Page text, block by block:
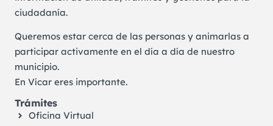
ciudadanía.
Queremos estar cerca de las personas y animarlas a
participar activamente en el día a día de nuestro
municipio.
En Vícar eres importante.
Trámites
Oficina Virtual